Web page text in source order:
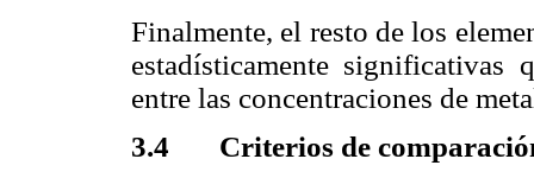
Finalmente, el resto de los
estadísticamente
entre las concentraciones de
3.4 Criterios de